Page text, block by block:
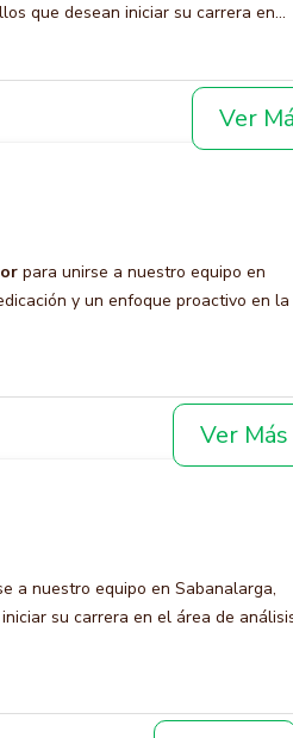
que desean iniciar su carrera en...
Ver
para unirse a nuestro equipo en
y un enfoque proactivo en la
Ver Más
a nuestro equipo en Sabanalarga,
su carrera en el área de